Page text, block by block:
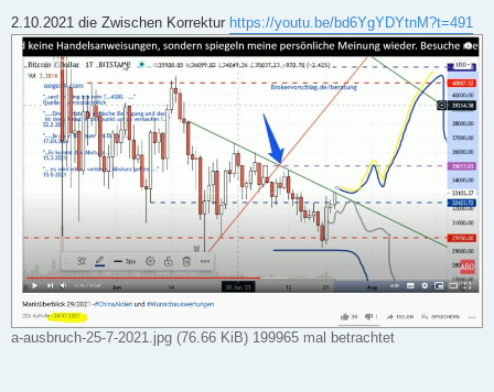
2.10.2021 die Zwischen Korrektur https://youtu.be/bd6YgYDYtnM?t=491
a-ausbruch-25-7-2021.jpg (76.66 KiB) 199965 mal betrachtet